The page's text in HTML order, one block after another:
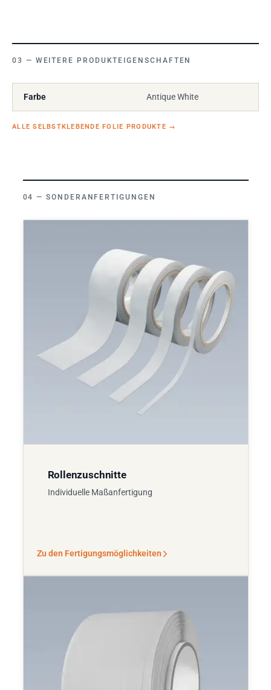
WEITERE PRODUKTEIGENSCHAFTEN
Farbe Antique White
ALLE SELBSTKLEBENDE FOLIE PRODUKTE →
SONDERANFERTIGUNGEN
Rollenzuschnitte
Individuelle Maßanfertigung
Zu den Fertigungsmöglichkeiten